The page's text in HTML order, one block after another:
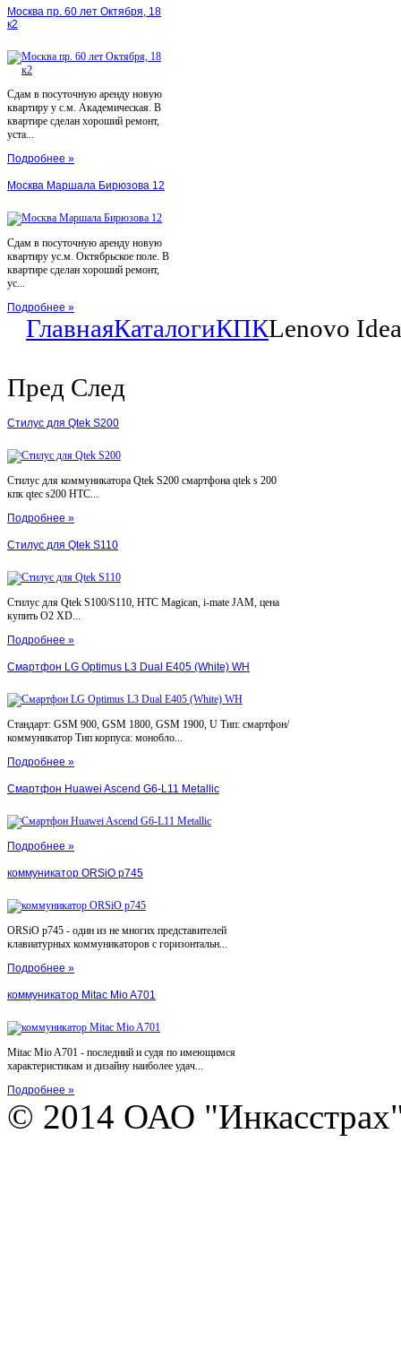
Москва пр. 60 лет Октября, 18
к2
Сдам в посуточную аренду новую
квартиру у с.м. Академическая. В
квартире сделан хороший ремонт,
уста...
Подробнее »
Москва Маршала Бирюзова 12
Сдам в посуточную аренду новую
квартиру ус.м. Октябрьское поле. В
квартире сделан хороший ремонт,
ус...
Подробнее »
ГлавнаяКаталогиКПКLenovo
Пред След
Стилус для Qtek S200
Стилус для коммуникатора Qtek S200 смартфона qtek s 200
кпк qtec s200 HTC...
Подробнее »
Стилус для Qtek S110
Стилус для Qtek S100/S110, HTC Magican, i-mate JAM, цена
купить O2 XD...
Подробнее »
Смартфон LG Optimus L3 Dual E405 (White) WH
Стандарт: GSM 900, GSM 1800, GSM 1900, U Тип: смартфон/
коммуникатор Тип корпуса: монобло...
Подробнее »
Смартфон Huawei Ascend G6-L11 Metallic
Подробнее »
коммуникатор ORSiO p745
ORSiO p745 - один из не многих представителей
клавиатурных коммуникаторов с горизонтальн...
Подробнее »
коммуникатор Mitac Mio A701
Mitac Mio A701 - последний и судя по имеющимся
характеристикам и дизайну наиболее удач...
Подробнее »
© 2014 ОАО